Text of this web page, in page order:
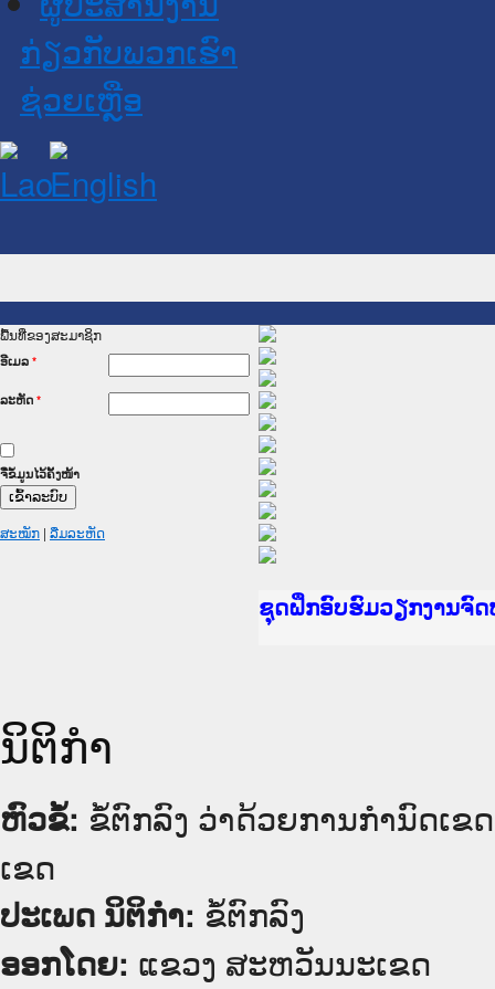
ກ່ຽວກັບພວກເຮົາ
ຊ່ວຍເຫຼືອ
ພື້ນທີ່ຂອງສະມາຊິກ
ອີເມລ *
ລະຫັດ *
ຈື່ຂໍ້ມູນໄວ້ຄັ້ງໜ້າ
ສະໝັກ | ລືມລະຫັດ
Ministry of Justice
ເຜີຍແຜ່ວັບໄຊຈົດໝາຍເ
ກະຊວງຍຸຕິທຳ
ຊຸດຝຶກອົບຮົມວຽກງານຈົ
ກອງປະຊຸມທົບທວນຄືນກ
ຝຶກອົບຮົມ ຜູ່ປະສານງານ
ຝຶກອົບຮົມ ຜູ່ປະສານງານ
ເຜີຍແຜ່ແອັບກົດໝາຍລາ
ເຜີຍແຜ່ແອັບກົດໝາຍລາ
ຍົກລະດັບວຽກງານຈົດໝ
ຊຸດຝຶກອົບຮົມວຽກງານຈົ
ນິຕິກໍາ
ຫົວຂໍ້: ຂໍ້ຕົກລົງ ວ່າດ້ວຍການກໍານົດເ
ເຂດ
ປະເພດ ນິຕິກໍາ: ຂໍ້ຕົກລົງ
ອອກໂດຍ: ແຂວງ ສະຫວັນນະເຂດ